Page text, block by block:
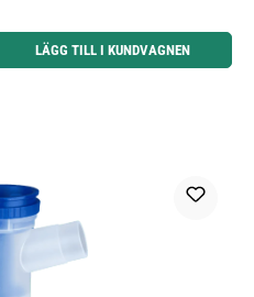
knapparna för att öka eller minska kvantiteten.
LÄGG TILL I KUNDVAGNEN